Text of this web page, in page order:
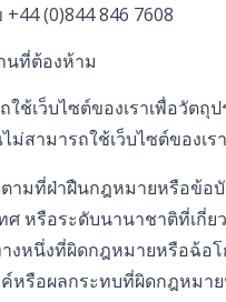
(0)844 846 7608
นที่ต้องห้าม
ช้เว็บไซต์ของเราเพื่อวัตถุ
ม่สามารถใช้เว็บไซต์ของเร
ามที่ฝ่าฝืนกฎหมายหรือข้อ
ศ หรือระดับนานาชาติที่เกี่ย
งหนึ่งที่ผิดกฎหมายหรือฉ้อ
ค์หรือผลกระทบที่ผิดกฎหมา